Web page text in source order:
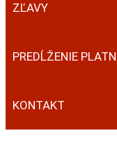
ZĽAVY
PREDĹŽENIE
KONTAKT